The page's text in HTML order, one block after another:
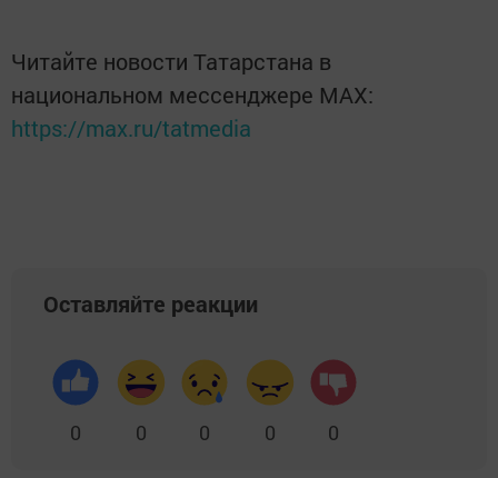
Читайте новости Татарстана в
национальном мессенджере MАХ:
https://max.ru/tatmedia
Оставляйте реакции
0 0 0 0 0